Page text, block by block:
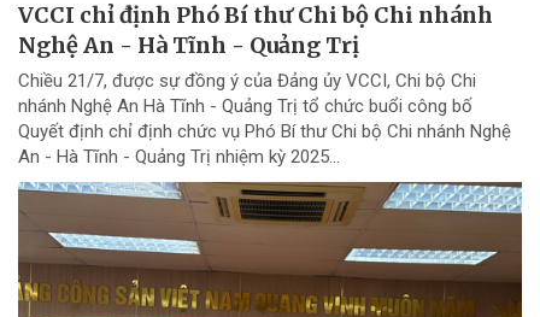
VCCI chỉ định Phó Bí thư Chi bộ Chi nhánh
Nghệ An - Hà Tĩnh - Quảng Trị
Chiều 21/7, được sự đồng ý của Đảng ủy VCCI, Chi bộ Chi
nhánh Nghệ An Hà Tĩnh - Quảng Trị tổ chức buổi công bố
Quyết định chỉ định chức vụ Phó Bí thư Chi bộ Chi nhánh Nghệ
An - Hà Tĩnh - Quảng Trị nhiệm kỳ 2025...